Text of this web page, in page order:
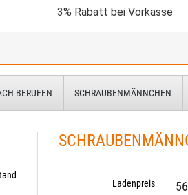
3% Rabatt bei Vorkasse
BERUFEN SCHRAUBENMÄNNCHEN
Ladenpreis